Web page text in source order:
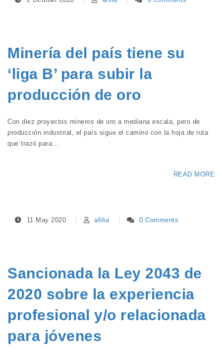
Minería del país tiene su
‘liga B’ para subir la
producción de oro
Con diez proyectos mineros de oro a mediana escala, pero de
producción industrial, el país sigue el camino con la hoja de ruta
que trazó para…
READ MORE
11 May 2020 afilia 0 Comments
Sancionada la Ley 2043 de
2020 sobre la experiencia
profesional y/o relacionada
para jóvenes